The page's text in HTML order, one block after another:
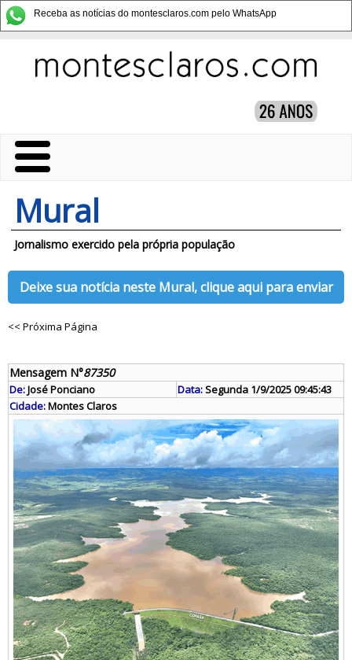
Receba as notícias do montesclaros.com pelo WhatsApp
Mural
Jornalismo exercido pela própria população
Deixe sua notícia neste Mural, clique aqui para enviar
<< Próxima Página
Mensagem N°87350
De:José Ponciano Data:Segunda 1/9/2025 09:45:43
Cidade:Montes Claros